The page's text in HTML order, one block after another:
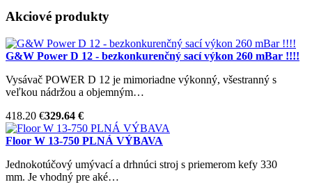
Akciové produkty
G&W Power D 12 - bezkonkurenčný sací výkon 260 mBar !!!!
Vysávač POWER D 12 je mimoriadne výkonný, všestranný s
veľkou nádržou a objemným…
418.20 €329.64 €
Floor W 13-750 PLNÁ VÝBAVA
Jednokotúčový umývací a drhnúci stroj s priemerom kefy 330
mm. Je vhodný pre aké…